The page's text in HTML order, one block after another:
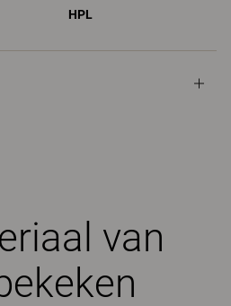
HPL
van